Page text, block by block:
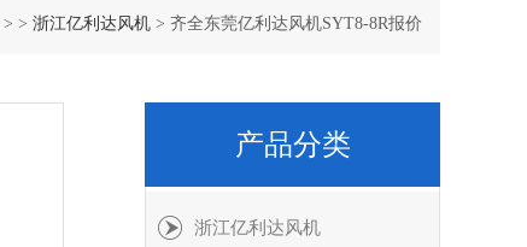
> > 浙江亿利达风机 > 齐全东莞亿利达风机SYT8-8R报价
产品分类
浙江亿利达风机